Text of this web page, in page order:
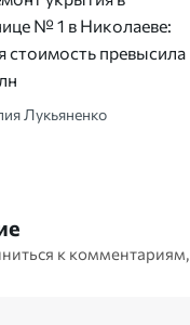
№ 1 в Николаеве:
стоимость превысила
Лукьяненко
к комментариям,